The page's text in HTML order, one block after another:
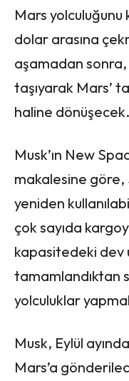
Mars yolculuğunu
dolar arasına
aşamadan sonra,
taşıyarak Mars’
haline dönüşecek.
Musk’ın New
makalesine göre,
yeniden
çok sayıda
kapasitedeki dev
tamamlandıktan
yolculuklar
Musk, Eylül
Mars’a